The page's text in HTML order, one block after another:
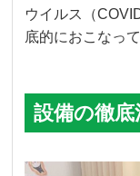
ウイルス（
底的におこなっ
設備の徹底